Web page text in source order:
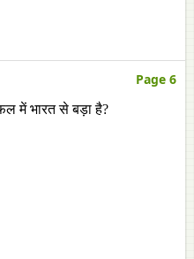
Page 6
में भारत से बड़ा है?